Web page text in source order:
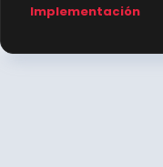
Implementación